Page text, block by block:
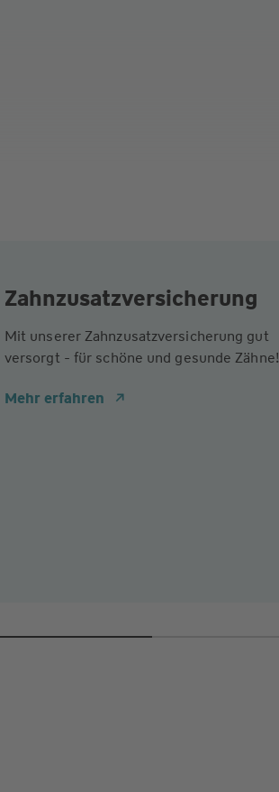
Zahnzusatzversicherung
Mit unserer Zahnzusatzversicherung gut
versorgt - für schöne und gesunde Zähne!
Mehr erfahren